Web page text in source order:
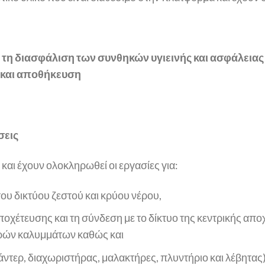
διασφάλιση των συνθηκών υγιεινής και
αποθήκευση
έχουν ολοκληρωθεί οι εργασίες για:
δικτύου ζεστού και κρύου νέρου,
και τη σύνδεση με το δίκτυο της κεντρικής
καλυμμάτων καθώς και
διαχωριστήρας, μαλακτήρες, πλυντήριο και